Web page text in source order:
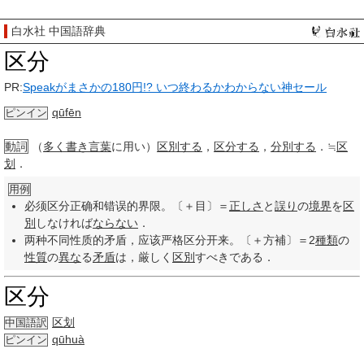
白水社 中国語辞典
区分
PR:Speakがまさかの180円!? いつ終わるかわからない神セール
ピンイン qūfēn
動詞 （多く 書き言葉に用い） 区別する ， 区分する ， 分別する ．≒区
划 ．
用例
必须区分正确和错误的界限。〔＋目〕＝正しさ と誤りの境界を区
別 しなければならない ．
两种不同性质的矛盾，应该严格区分开来。〔＋方補〕＝2種類の
性質の異なる矛盾は，厳しく 区別すべきである．
区分
中国語訳 区划
ピンイン qūhuà